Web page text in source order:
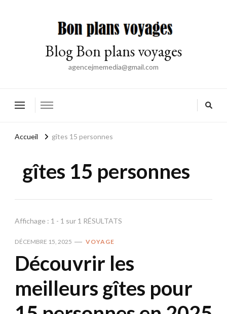
Blog Bon plans voyages
agencejmemedia@gmail.com
Accueil gîtes 15 personnes
gîtes 15 personnes
Affichage : 1 - 1 sur 1 RÉSULTATS
DÉCEMBRE 15, 2025 VOYAGE
Découvrir les
meilleurs gîtes pour